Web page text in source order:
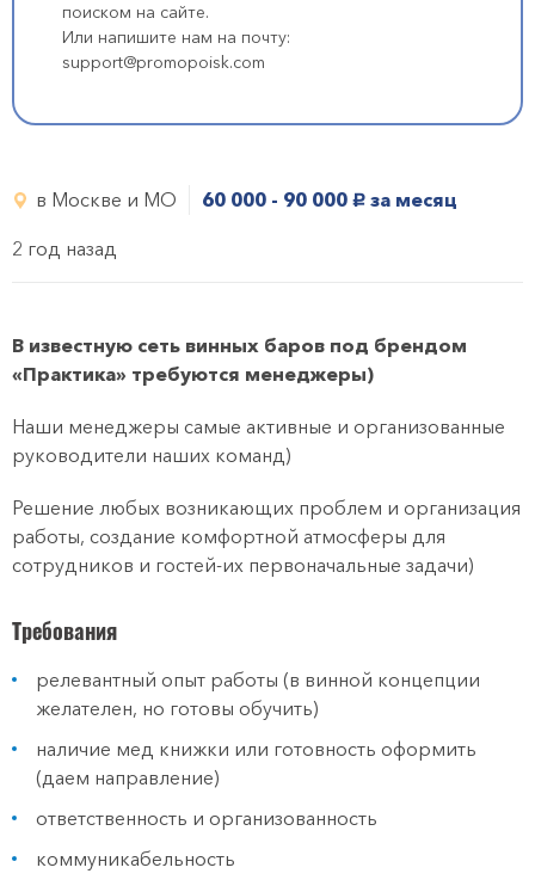
поиском на сайте.
Или напишите нам на почту:
support@promopoisk.com
в Москве и МО 60 000 - 90 000 руб. за месяц
2 год назад
В известную сеть винных баров под брендом
«Практика» требуются менеджеры)
Наши менеджеры самые активные и организованные
руководители наших команд)
Решение любых возникающих проблем и организация
работы, создание комфортной атмосферы для
сотрудников и гостей-их первоначальные задачи)
Требования
релевантный опыт работы (в винной концепции
желателен, но готовы обучить)
наличие мед книжки или готовность оформить
(даем направление)
ответственность и организованность
коммуникабельность